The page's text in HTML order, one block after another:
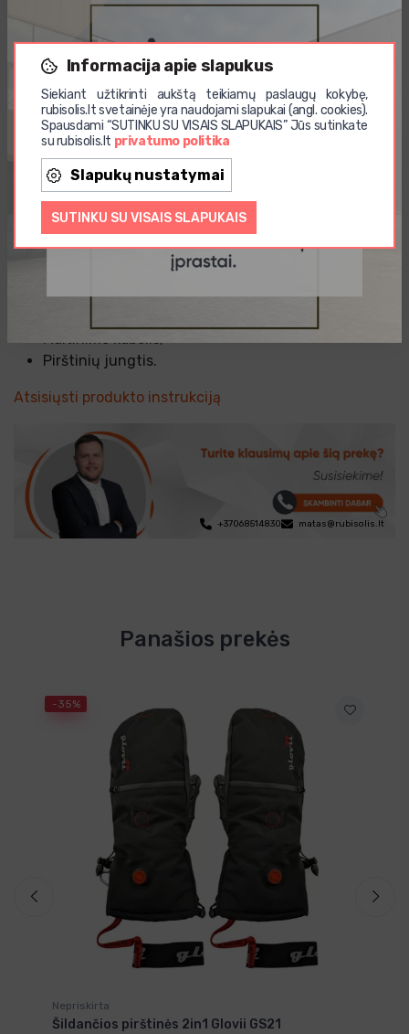
Informacija apie slapukus
Siekiant užtikrinti aukštą teikiamų paslaugų kokybę,
rubisolis.lt svetainėje yra naudojami slapukai (angl. cookies).
Spausdami “SUTINKU SU VISAIS SLAPUKAIS” Jūs sutinkate
su rubisolis.lt privatumo politika
Slapukų nustatymai
SUTINKU SU VISAIS SLAPUKAIS
Į komplektą įeina:
Šildančios motociklininko pirštinės Glovii GDB;
Baterija 2100mAh (2 vnt.);
Įkroviklis;
Maitinimo kabelis;
Pirštinių jungtis.
Atsisiųsti produkto instrukciją
+37068514830 matas@rubisolis.lt
Panašios prekės
-35%
Nepriskirta
Šildančios pirštinės 2in1 Glovii GS21